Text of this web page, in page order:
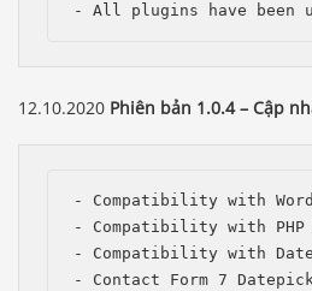
- All plugins have been
12.10.2020 Phiên bản 1.0.4 – Cập
- Compatibility with
- Compatibility with PHP
- Compatibility with
- Contact Form 7